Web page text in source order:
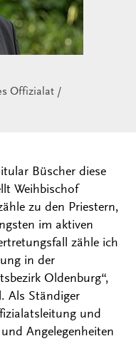
Offizialat /
Büscher diese
Weihbischof
zu den Priestern,
im aktiven
zähle ich
in der
Oldenburg“,
Als Ständiger
und
Angelegenheiten